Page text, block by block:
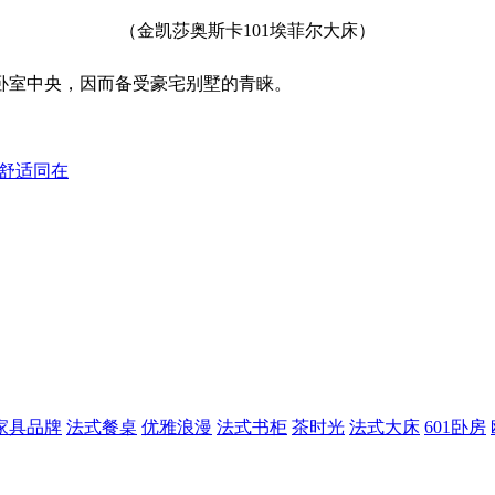
（金凯莎奥斯卡101埃菲尔大床）
中央，因而备受豪宅别墅的青睐。
适同在
具品牌 法式餐桌 优雅浪漫 法式书柜 茶时光 法式大床 601卧房